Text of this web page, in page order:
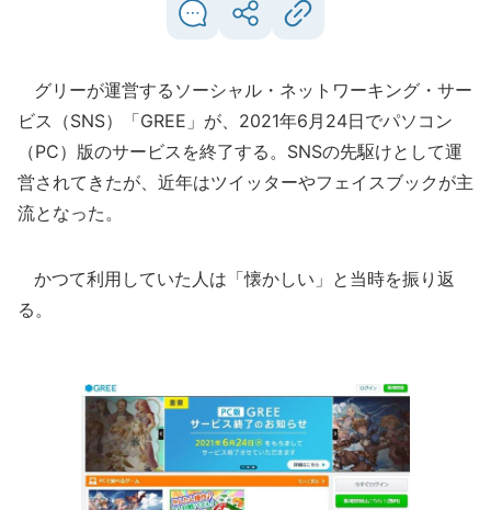
グリーが運営するソーシャル・ネットワーキング・サー
ビス（SNS）「GREE」が、2021年6月24日でパソコン
（PC）版のサービスを終了する。SNSの先駆けとして運
営されてきたが、近年はツイッターやフェイスブックが主
流となった。
かつて利用していた人は「懐かしい」と当時を振り返
る。